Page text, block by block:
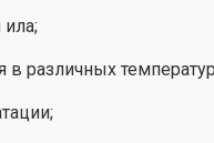
в различных